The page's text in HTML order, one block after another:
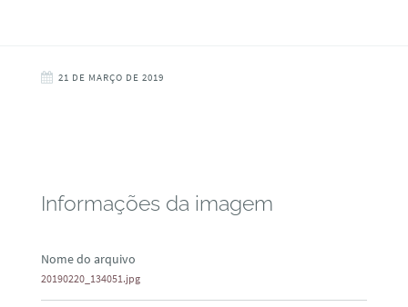
21 DE MARÇO DE 2019
Informações da imagem
Nome do arquivo
20190220_134051.jpg